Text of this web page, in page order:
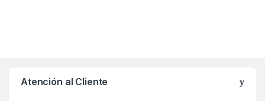
Atención al Cliente